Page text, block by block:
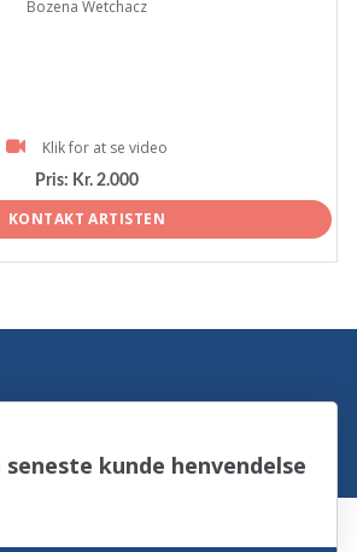
Bozena Wetchacz
Klik for at se video
Pris: Kr. 2.000
KONTAKT ARTISTEN
kunde henvendelse